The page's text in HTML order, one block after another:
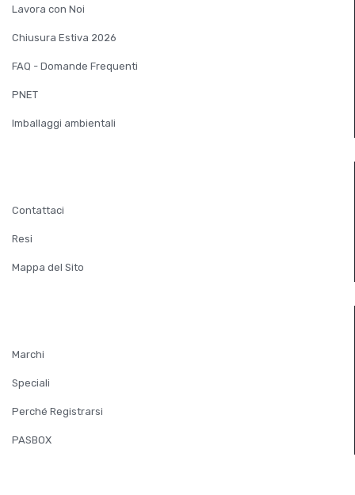
Lavora con Noi
Chiusura Estiva 2026
FAQ - Domande Frequenti
PNET
Imballaggi ambientali
Contattaci
Resi
Mappa del Sito
Marchi
Speciali
Perché Registrarsi
PASBOX